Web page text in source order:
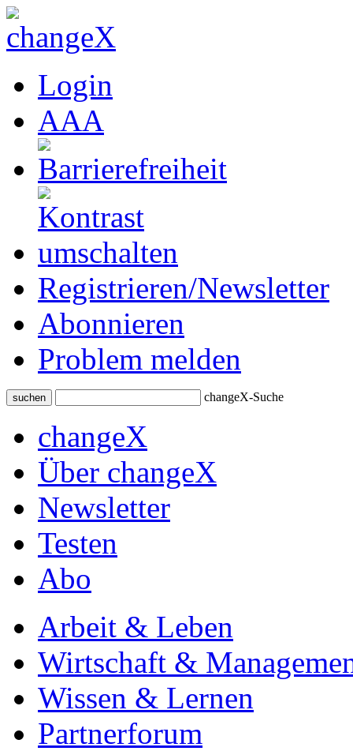
Login
AAA
Registrieren/Newsletter
Abonnieren
Problem melden
suchen changeX-Suche
changeX
Über changeX
Newsletter
Testen
Abo
Arbeit & Leben
Wirtschaft &
Wissen & Lernen
Partnerforum